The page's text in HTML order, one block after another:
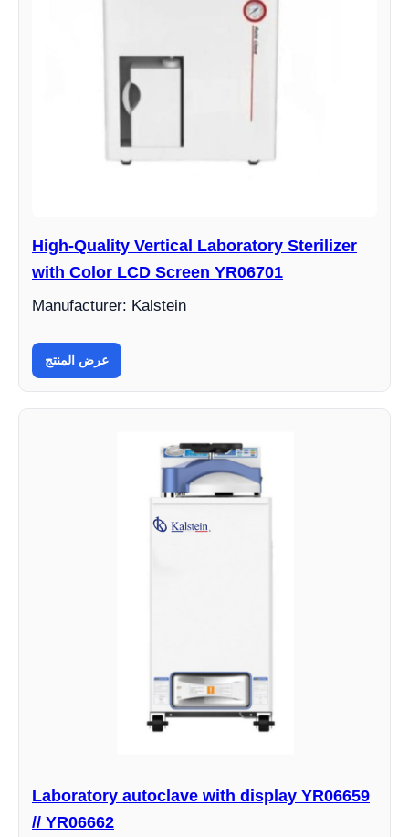
High-Quality Vertical Laboratory Sterilizer
with Color LCD Screen YR06701
Manufacturer: Kalstein
عرض المنتج
Laboratory autoclave with display YR06659
// YR06662